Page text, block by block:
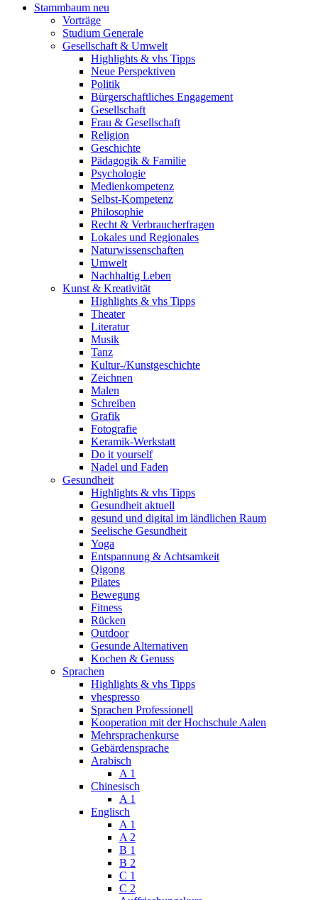
Stammbaum neu
Vorträge
Studium Generale
Gesellschaft & Umwelt
Highlights & vhs Tipps
Neue Perspektiven
Politik
Bürgerschaftliches Engagement
Gesellschaft
Frau & Gesellschaft
Religion
Geschichte
Pädagogik & Familie
Psychologie
Medienkompetenz
Selbst-Kompetenz
Philosophie
Recht & Verbraucherfragen
Lokales und Regionales
Naturwissenschaften
Umwelt
Nachhaltig Leben
Kunst & Kreativität
Highlights & vhs Tipps
Theater
Literatur
Musik
Tanz
Kultur-/Kunstgeschichte
Zeichnen
Malen
Schreiben
Grafik
Fotografie
Keramik-Werkstatt
Do it yourself
Nadel und Faden
Gesundheit
Highlights & vhs Tipps
Gesundheit aktuell
gesund und digital im ländlichen Raum
Seelische Gesundheit
Yoga
Entspannung & Achtsamkeit
Qigong
Pilates
Bewegung
Fitness
Rücken
Outdoor
Gesunde Alternativen
Kochen & Genuss
Sprachen
Highlights & vhs Tipps
vhespresso
Sprachen Professionell
Kooperation mit der Hochschule Aalen
Mehrsprachenkurse
Gebärdensprache
Arabisch
A 1
Chinesisch
A 1
Englisch
A 1
A 2
B 1
B 2
C 1
C 2